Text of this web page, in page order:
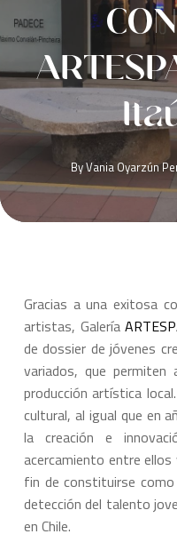
ByVania Oyarzún
Gracias a una exitosa
artistas, Galería
de dossier de jóvenes
variados, que permiten
producción artística
cultural, al igual que en
la creación e
acercamiento entre
fin de constituirse
detección del talento
en Chile.